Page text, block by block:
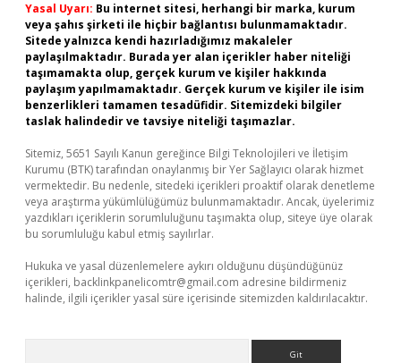
Yasal Uyarı: Bu internet sitesi, herhangi bir marka, kurum
veya şahıs şirketi ile hiçbir bağlantısı bulunmamaktadır.
Sitede yalnızca kendi hazırladığımız makaleler
paylaşılmaktadır. Burada yer alan içerikler haber niteliği
taşımamakta olup, gerçek kurum ve kişiler hakkında
paylaşım yapılmamaktadır. Gerçek kurum ve kişiler ile isim
benzerlikleri tamamen tesadüfidir. Sitemizdeki bilgiler
taslak halindedir ve tavsiye niteliği taşımazlar.
Sitemiz, 5651 Sayılı Kanun gereğince Bilgi Teknolojileri ve İletişim
Kurumu (BTK) tarafından onaylanmış bir Yer Sağlayıcı olarak hizmet
vermektedir. Bu nedenle, sitedeki içerikleri proaktif olarak denetleme
veya araştırma yükümlülüğümüz bulunmamaktadır. Ancak, üyelerimiz
yazdıkları içeriklerin sorumluluğunu taşımakta olup, siteye üye olarak
bu sorumluluğu kabul etmiş sayılırlar.
Hukuka ve yasal düzenlemelere aykırı olduğunu düşündüğünüz
içerikleri, backlinkpanelicomtr@gmail.com adresine bildirmeniz
halinde, ilgili içerikler yasal süre içerisinde sitemizden kaldırılacaktır.